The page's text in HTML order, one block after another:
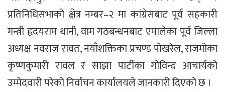
प्रतिनिधिसभाको क्षेत्र नम्बर–२ मा कांग्रेसबाट पूर्व सहकारी
मन्त्री हृदयराम थानी, वाम गठबन्धनबाट एमालेका पूर्व जिल्ला
अध्यक्ष नवराज रावत, नयाँशक्तिका प्रचण्ड पोखरेल, राजमोका
कृष्णकुमारी रावल र साझा पार्टीका गोविन्द आचार्यको
उम्मेदवारी परेको निर्वाचन कार्यालयले जानकारी दिएको छ ।